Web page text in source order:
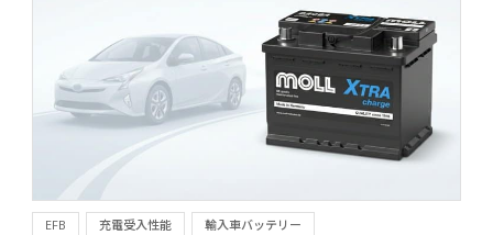
EFB 充電受入性能 輸入車バッテリー